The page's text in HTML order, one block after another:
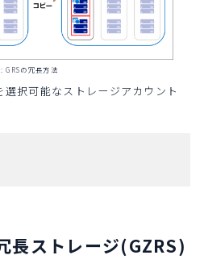
GRSの冗長方法
選択可能なストレージアカウント
長ストレージ(GZRS)